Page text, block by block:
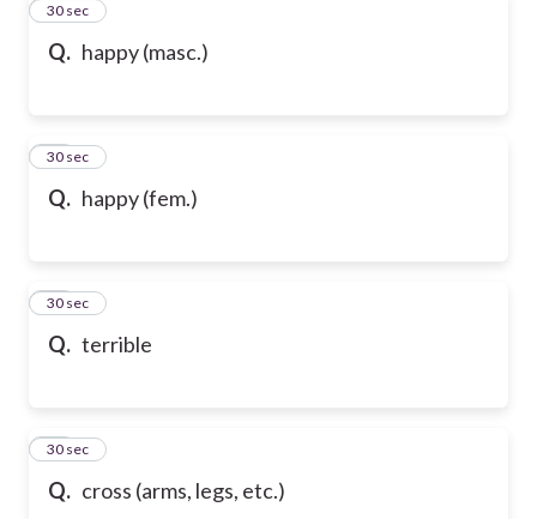
Q. happy (masc.)
24
30 sec
Q. happy (fem.)
25
30 sec
Q. terrible
26
30 sec
Q. cross (arms, legs, etc.)
27
30 sec